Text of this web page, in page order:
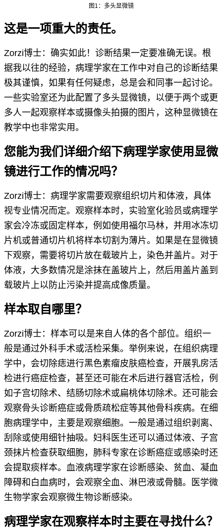
图1：多头显微镜
这是一项重大的责任。
Zorzi博士：确实如此！诊断结果一定要准确无误。根
据我以往的经验，病理学家在工作中对自己的诊断结果
极其谨慎，如果有任何疑虑，总是会和同事一起讨论。
一些实验室还为此配置了多头显微镜，以便于两个或更
多人一起观察样本或摄像头拍摄的图片，这种显微镜在
教学中也非常实用。
您能为我们详细介绍下病理学家使用显微
镜进行工作的情况吗？
Zorzi博士：病理学家需要观察组织切片和体液，具体
视专业情况而定。观察样本时，实验室化验员或病理学
家会冷冻或固定样本，例如使用福尔马林，并用冰冻切
片机或普通切片机将样本切割为薄片。如果是在显微镜
下观察，需要将切片放在载玻片上，染色并盖片。对于
体液，大多数情况是涂抹在盖玻片上，然后用盖片盖到
载玻片上以防止污染并提高成像质量。
样本取自哪里？
Zorzi博士：样本可以是来自人体的各个部位。组织一
般是通过外科手术或活检采集。举例来说，在组织病理
学中，会切除痣进行黑色素瘤皮肤癌检查，开展乳房活
检进行癌症检查，甚至还可能在术后进行器官活检，例
如子宫切除术、结肠切除术或扁桃体切除术。还可能会
观察骨头诊断癌症或骨质疏松症等其他骨科疾病。在细
胞病理学中，主要是观察细胞。一般是通过组织剥离、
刮除或使用细针抽吸。妇科医生还可以通过体液、子宫
颈抹片检查获取细胞，肺科专家在诊断癌症或感染时还
会提取痰样本。血液病理学家在诊断感染、贫血、凝血
障碍和白血病时，会观察全血、淋巴液或骨髓。医学微
生物学家会观察微生物诊断感染。
病理学家在观察样本时主要在寻找什么？